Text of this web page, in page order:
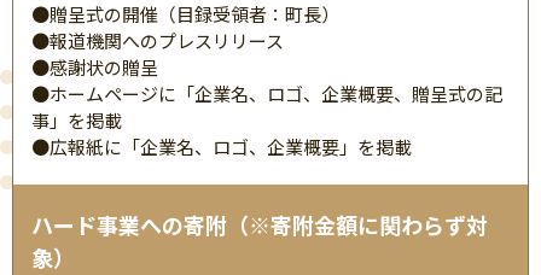
●贈呈式の開催（目録受領者：町長）
●報道機関へのプレスリリース
●感謝状の贈呈
●ホームページに「企業名、ロゴ、企業概要、贈呈式の記
事」を掲載
●広報紙に「企業名、ロゴ、企業概要」を掲載
ハード事業への寄附（※寄附金額に関わらず対
象）